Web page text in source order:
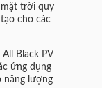
trời quy
cho các
Black PV
ứng dụng
năng lượng